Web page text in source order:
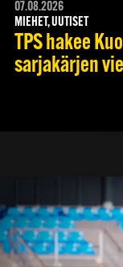
07.08.2026
MIEHET, UUTISET
TPS hakee
sarjakärjen